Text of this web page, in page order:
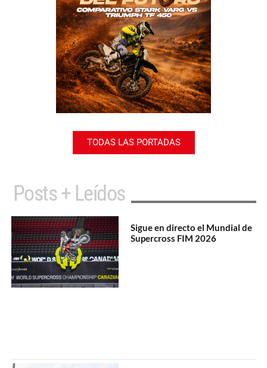
TODAS LAS PORTADAS
Posts + Leídos
Sigue en directo el Mundial de
Supercross FIM 2026